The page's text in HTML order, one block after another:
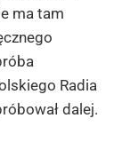
ma tam
Radia
dalej.